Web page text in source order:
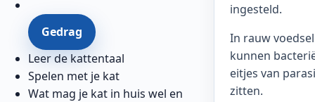
Gedrag
Leer de kattentaal
Spelen met je kat
Wat mag je kat in huis wel en
ingesteld.
In rauw voedsel
kunnen
eitjes van
zitten.